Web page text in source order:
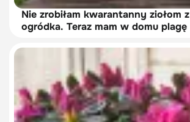
Nie zrobiłam kwarantanny ziołom z
ogródka. Teraz mam w domu plagę